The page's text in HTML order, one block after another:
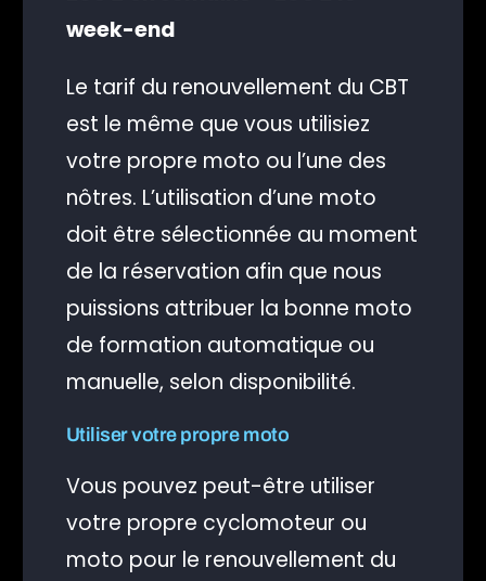
week-end
Le tarif du renouvellement du CBT
est le même que vous utilisiez
votre propre moto ou l’une des
nôtres. L’utilisation d’une moto
doit être sélectionnée au moment
de la réservation afin que nous
puissions attribuer la bonne moto
de formation automatique ou
manuelle, selon disponibilité.
Utiliser votre propre moto
Vous pouvez peut-être utiliser
votre propre cyclomoteur ou
moto pour le renouvellement du